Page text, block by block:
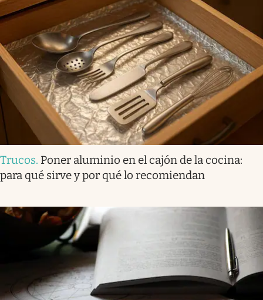
Trucos. Poner aluminio en el cajón de la cocina:
para qué sirve y por qué lo recomiendan